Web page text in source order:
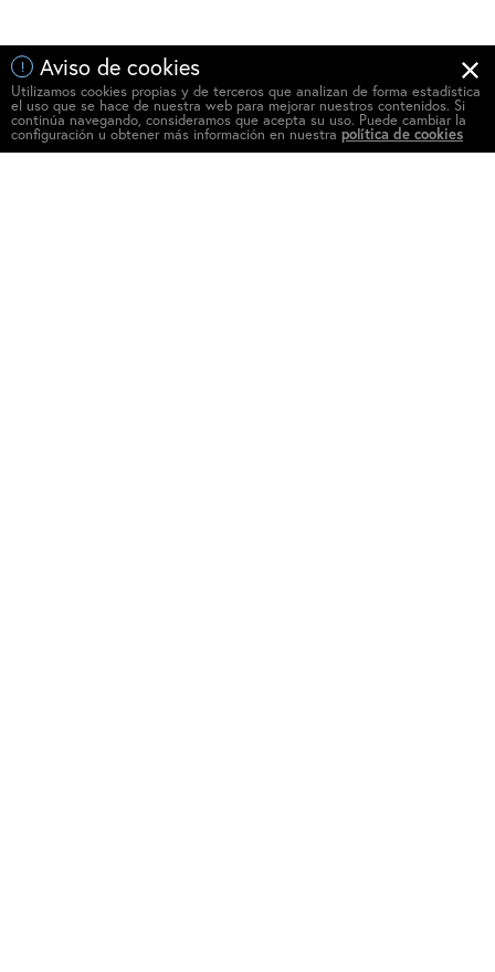
! Aviso de cookies
Utilizamos cookies propias y de terceros que analizan de forma estadística
el uso que se hace de nuestra web para mejorar nuestros contenidos. Si
continúa navegando, consideramos que acepta su uso. Puede cambiar la
configuración u obtener más información en nuestra política de cookies